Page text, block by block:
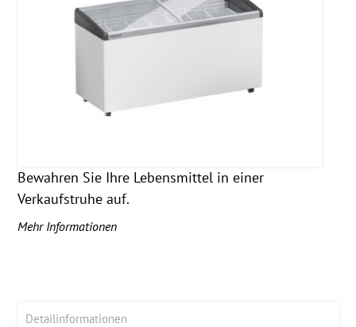
Bewahren Sie Ihre Lebensmittel in einer
Verkaufstruhe auf.
Mehr Informationen
Detailinformationen